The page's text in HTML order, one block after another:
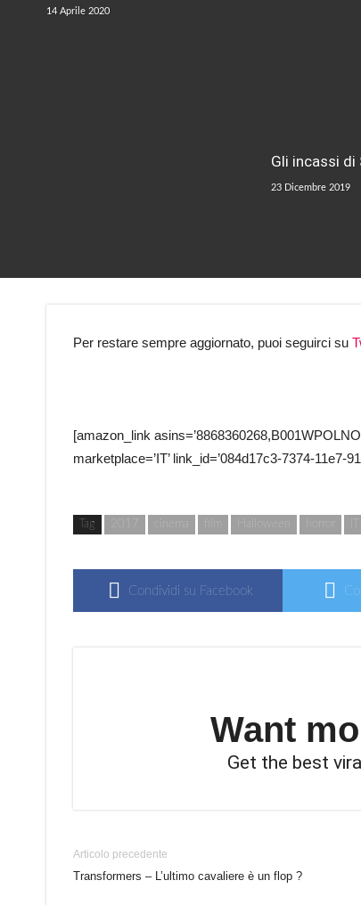
14 Aprile 2020
Gli incassi di
23 Dicembre 2019
Per restare sempre aggiornato, puoi seguirci su
[amazon_link
marketplace=’IT’ link_id=’084d17c3-7374-11e7-
Tag 2017 cinema Halloween horror
Condividi su Facebook
Want
Get the best
Articolo precedente
Transformers – L’ultimo cavaliere è un flop ?